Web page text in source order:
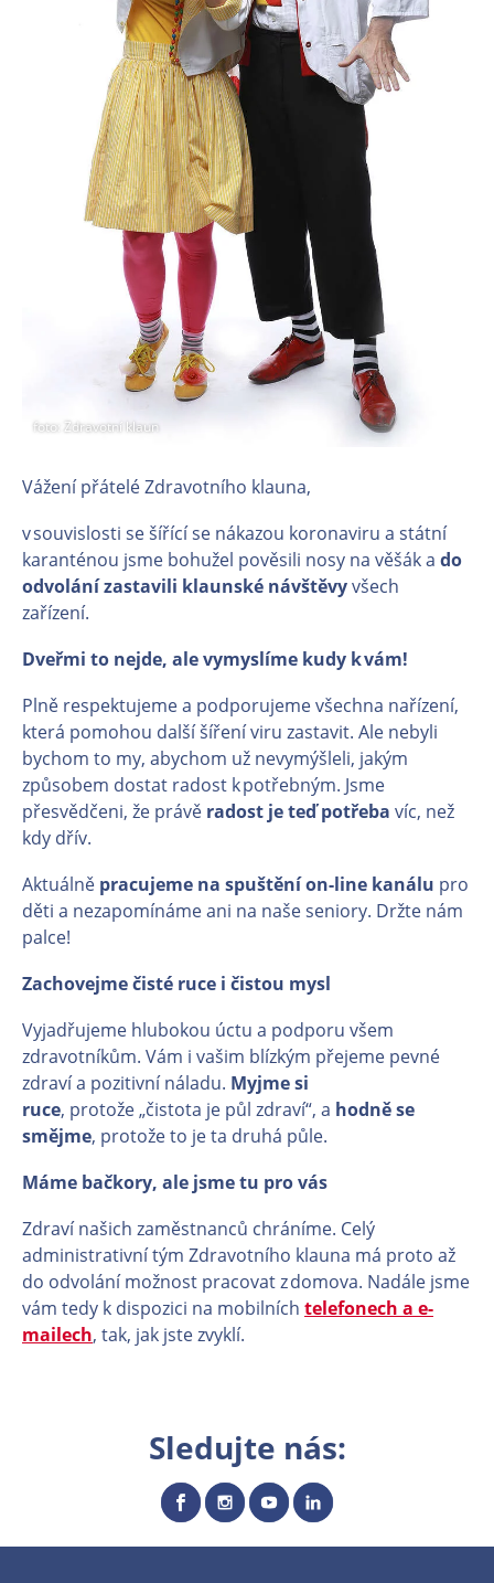
foto: Zdravotní klaun
Vážení přátelé Zdravotního klauna,
v souvislosti se šířící se nákazou koronaviru a státní
karanténou jsme bohužel pověsili nosy na věšák a do
odvolání zastavili klaunské návštěvyvšech
zařízení.
Dveřmi to nejde, ale vymyslíme kudy k vám!
Plně respektujeme a podporujeme všechna nařízení,
která pomohou další šíření viru zastavit. Ale nebyli
bychom to my, abychom už nevymýšleli, jakým
způsobem dostat radost k potřebným. Jsme
přesvědčeni, že právě radost je teď potřeba víc, než
kdy dřív.
Aktuálně pracujeme na spuštění on-line kanálu pro
děti a nezapomínáme ani na naše seniory. Držte nám
palce!
Zachovejme čisté ruce i čistou mysl
Vyjadřujeme hlubokou úctu a podporu všem
zdravotníkům. Vám i vašim blízkým přejeme pevné
zdraví a pozitivní náladu. Myjme si
ruce, protože „čistota je půl zdraví“, a hodně se
smějme, protože to je ta druhá půle.
Máme bačkory, ale jsme tu pro vás
Zdraví našich zaměstnanců chráníme. Celý
administrativní tým Zdravotního klauna má proto až
do odvolání možnost pracovat z domova. Nadále jsme
vám tedy k dispozici na mobilních telefonech a e-
mailech, tak, jak jste zvyklí.
Sledujte nás: